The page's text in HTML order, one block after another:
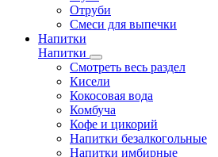
Отруби
Смеси для выпечки
Напитки
Напитки
Смотреть весь раздел
Кисели
Кокосовая вода
Комбуча
Кофе и цикорий
Напитки безалкогольные
Напитки имбирные